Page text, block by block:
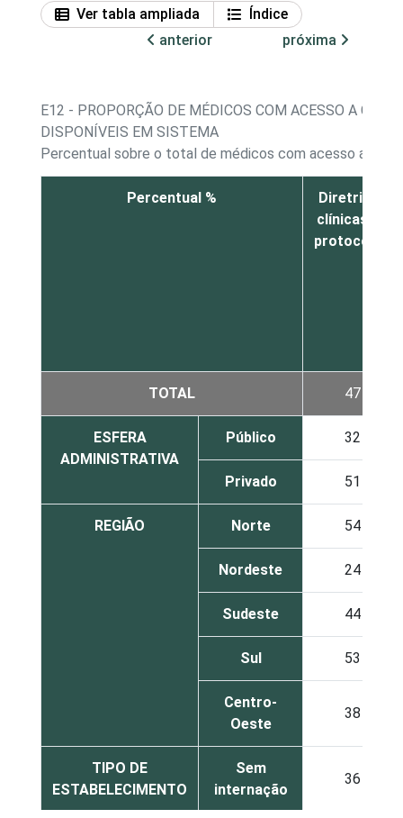
Ver tabla ampliada
Índice
anterior
próxima
E12 - PROPORÇÃO DE MÉDICOS COM ACESSO A
DISPONÍVEIS EM SISTEMA
Percentual sobre o total de médicos com acesso a
Percentual %
Diretrizes
clínicas ou
protocolos
TOTAL 47
ESFERA
ADMINISTRATIVA
Público 32
Privado 51
REGIÃO Norte 54
Nordeste 24
Sudeste 44
Sul 53
Centro-
Oeste
38
TIPO DE
ESTABELECIMENTO
Sem
internação
36